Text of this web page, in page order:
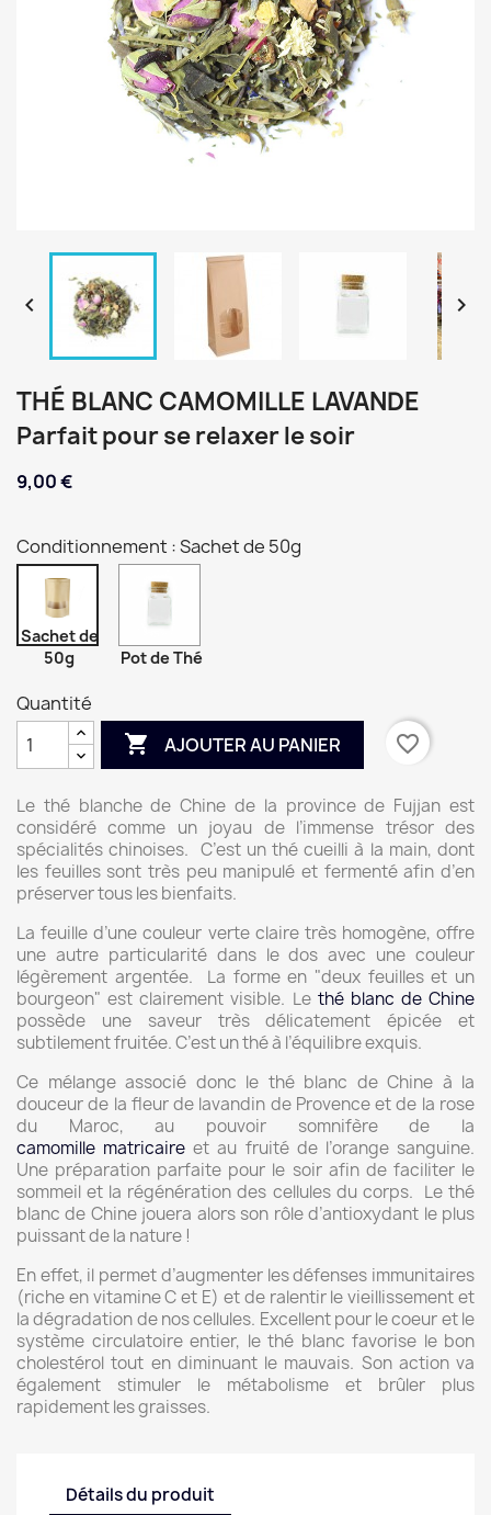
 
THÉ BLANC CAMOMILLE LAVANDE
Parfait pour se relaxer le soir
9,00 €
Conditionnement : Sachet de 50g
Sachet de
50g
Pot de Thé
Quantité
 AJOUTER AU PANIER favorite_border
Le thé blanche de Chine de la province de Fujjan est
considéré comme un joyau de l’immense trésor des
spécialités chinoises. C’est un thé cueilli à la main, dont
les feuilles sont très peu manipulé et fermenté afin d’en
préserver tous les bienfaits.
La feuille d’une couleur verte claire très homogène, offre
une autre particularité dans le dos avec une couleur
légèrement argentée. La forme en "deux feuilles et un
bourgeon" est clairement visible. Le thé blanc de Chine
possède une saveur très délicatement épicée et
subtilement fruitée. C’est un thé à l’équilibre exquis.
Ce mélange associé donc le thé blanc de Chine à la
douceur de la fleur de lavandin de Provence et de la rose
du Maroc, au pouvoir somnifère de la
camomille matricaire et au fruité de l’orange sanguine.
Une préparation parfaite pour le soir afin de faciliter le
sommeil et la régénération des cellules du corps. Le thé
blanc de Chine jouera alors son rôle d’antioxydant le plus
puissant de la nature !
En effet, il permet d’augmenter les défenses immunitaires
(riche en vitamine C et E) et de ralentir le vieillissement et
la dégradation de nos cellules. Excellent pour le coeur et le
système circulatoire entier, le thé blanc favorise le bon
cholestérol tout en diminuant le mauvais. Son action va
également stimuler le métabolisme et brûler plus
rapidement les graisses.
Détails du produit